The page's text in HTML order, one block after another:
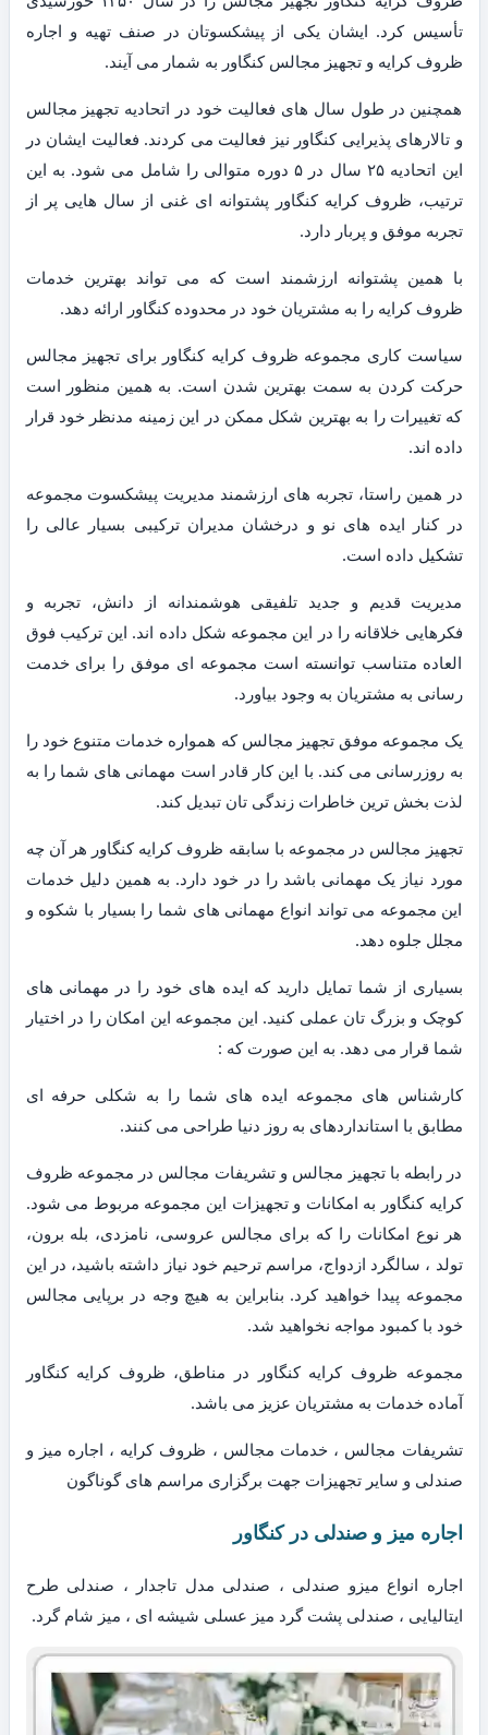
تأسیس کرد. ایشان یکی از پیشکسوتان در صنف تهیه و اجاره
ظروف کرایه و تجهیز مجالس کنگاور به شمار می آیند.
همچنین در طول سال های فعالیت خود در اتحادیه تجهیز مجالس
و تالارهای پذیرایی کنگاور نیز فعالیت می کردند. فعالیت ایشان در
این اتحادیه ۲۵ سال در ۵ دوره متوالی را شامل می شود. به این
ترتیب، ظروف کرایه کنگاور پشتوانه ای غنی از سال هایی پر از
تجربه موفق و پربار دارد.
با همین پشتوانه ارزشمند است که می تواند بهترین خدمات
ظروف کرایه را به مشتریان خود در محدوده کنگاور ارائه دهد.
سیاست کاری مجموعه ظروف کرایه کنگاور برای تجهیز مجالس
حرکت کردن به سمت بهترین شدن است. به همین منظور است
که تغییرات را به بهترین شکل ممکن در این زمینه مدنظر خود قرار
داده اند.
در همین راستا، تجربه های ارزشمند مدیریت پیشکسوت مجموعه
در کنار ایده های نو و درخشان مدیران ترکیبی بسیار عالی را
تشکیل داده است.
مدیریت قدیم و جدید تلفیقی هوشمندانه از دانش، تجربه و
فکرهایی خلاقانه را در این مجموعه شکل داده اند. این ترکیب فوق
العاده متناسب توانسته است مجموعه ای موفق را برای خدمت
رسانی به مشتریان به وجود بیاورد.
یک مجموعه موفق تجهیز مجالس که همواره خدمات متنوع خود را
به روزرسانی می کند. با این کار قادر است مهمانی های شما را به
لذت بخش ترین خاطرات زندگی تان تبدیل کند.
تجهیز مجالس در مجموعه با سابقه ظروف کرایه کنگاور هر آن چه
مورد نیاز یک مهمانی باشد را در خود دارد. به همین دلیل خدمات
این مجموعه می تواند انواع مهمانی های شما را بسیار با شکوه و
مجلل جلوه دهد.
بسیاری از شما تمایل دارید که ایده های خود را در مهمانی های
کوچک و بزرگ تان عملی کنید. این مجموعه این امکان را در اختیار
شما قرار می دهد. به این صورت که :
کارشناس های مجموعه ایده های شما را به شکلی حرفه ای
مطابق با استانداردهای به روز دنیا طراحی می کنند.
در رابطه با تجهیز مجالس و تشریفات مجالس در مجموعه ظروف
کرایه کنگاور به امکانات و تجهیزات این مجموعه مربوط می شود.
هر نوع امکانات را که برای مجالس عروسی، نامزدی، بله برون،
تولد ، سالگرد ازدواج، مراسم ترحیم خود نیاز داشته باشید، در این
مجموعه پیدا خواهید کرد. بنابراین به هیچ وجه در برپایی مجالس
خود با کمبود مواجه نخواهید شد.
مجموعه ظروف کرایه کنگاور در مناطق، ظروف کرایه کنگاور
آماده خدمات به مشتریان عزیز می باشد.
تشریفات مجالس ، خدمات مجالس ، ظروف کرایه ، اجاره میز و
صندلی و سایر تجهیزات جهت برگزاری مراسم های گوناگون
اجاره میز و صندلی در کنگاور
اجاره انواع میزو صندلی ، صندلی مدل تاجدار ، صندلی طرح
ایتالیایی ، صندلی پشت گرد میز عسلی شیشه ای ، میز شام گرد.